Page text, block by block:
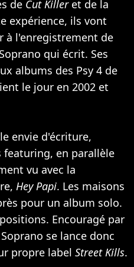
de Cut Killeret de la
expérience, ils vont
à l'enregistrement de
qui écrit. Ses
albums des Psy 4 de
le jour en 2002 et
envie d'écriture,
featuring, en parallèle
vu avec la
Hey Papi. Les maisons
pour un album solo.
Encouragé par
se lance donc
propre label Street Kills.